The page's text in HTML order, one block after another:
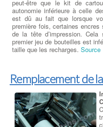
peut-être que le kit de
autonomie inférieure à celle
est dû au fait que lorsque
première fois, certaines
de la tête d’impression. Cela
premier jeu de bouteilles est
taille que les recharges.
Remplacement de